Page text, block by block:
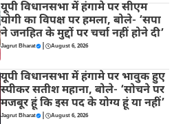
यूपी विधानसभा में हंगामे पर सीएम
योगी का विपक्ष पर हमला, बोले- ‘सपा
ने जनहित के मुद्दों पर चर्चा नहीं होने दी’
Jagrut Bharat | August 6, 2026
यूपी विधानसभा में हंगामे पर भावुक हुए
स्पीकर सतीश महाना, बोले- ‘सोचने पर
मजबूर हूं कि इस पद के योग्य हूं या नहीं’
Jagrut Bharat | August 6, 2026